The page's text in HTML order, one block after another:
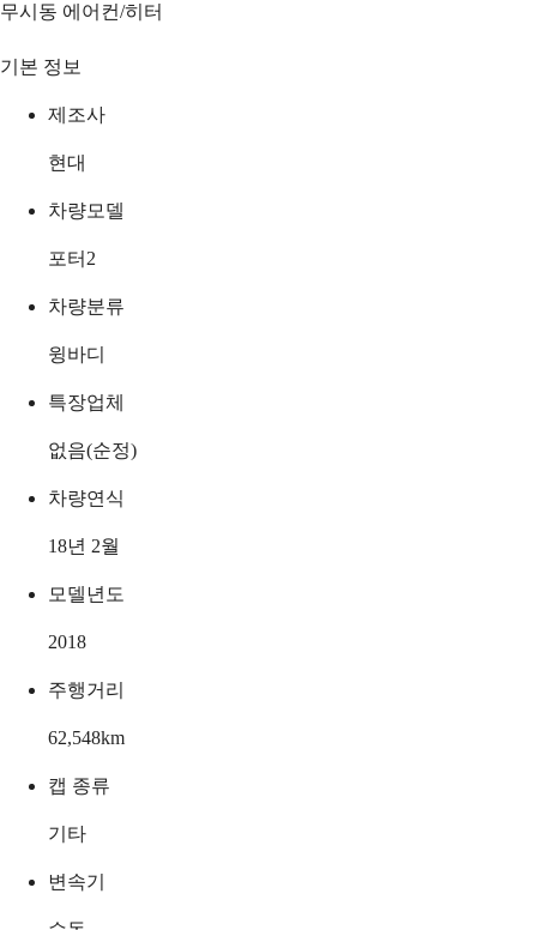
무시동 에어컨/히터
기본 정보
제조사
현대
차량모델
포터2
차량분류
윙바디
특장업체
없음(순정)
차량연식
18년 2월
모델년도
2018
주행거리
62,548km
캡 종류
기타
변속기